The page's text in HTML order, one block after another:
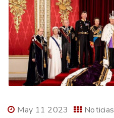
May 11 2023 Noticias